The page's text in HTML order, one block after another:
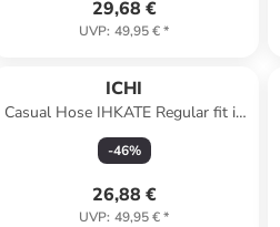
29,68 €
UVP: 49,95 €*
ICHI
Casual Hose IHKATE Regular fit in
Multi Tile aop
-46%
26,88 €
UVP: 49,95 €*